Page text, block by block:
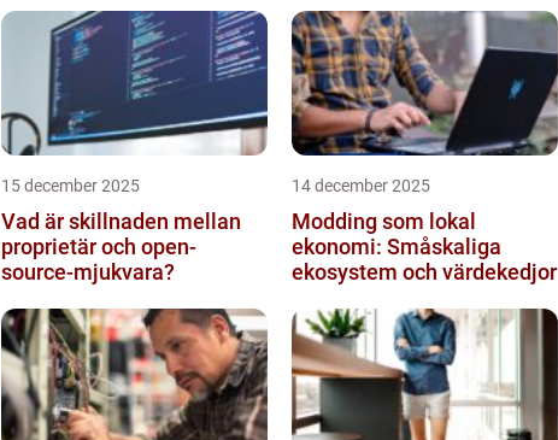
15 december 2025
Vad är skillnaden mellan
proprietär och open-
source-mjukvara?
14 december 2025
Modding som lokal
ekonomi: Småskaliga
ekosystem och värdekedjor